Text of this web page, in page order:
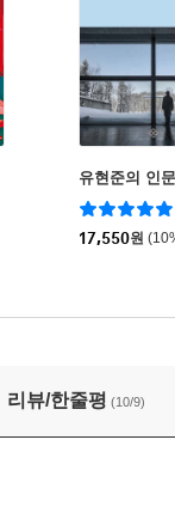
유현준의 인
17,550원
리뷰/한줄평 (10/9)